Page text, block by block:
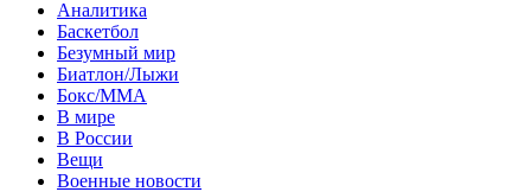
Аналитика
Баскетбол
Безумный мир
Биатлон/Лыжи
Бокс/MMA
В мире
В России
Вещи
Военные новости